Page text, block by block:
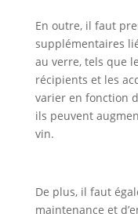
En outre, il faut
supplémentaires
au verre, tels que
récipients et les
varier en fonction
ils peuvent
vin.
De plus, il faut
maintenance et